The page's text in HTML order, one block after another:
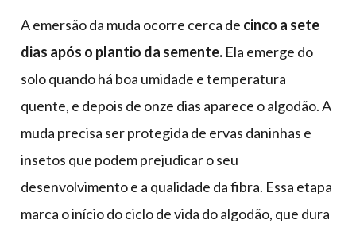
A emersão da muda ocorre cerca de cinco a sete
dias após o plantio da semente. Ela emerge do
solo quando há boa umidade e temperatura
quente, e depois de onze dias aparece o algodão. A
muda precisa ser protegida de ervas daninhas e
insetos que podem prejudicar o seu
desenvolvimento e a qualidade da fibra. Essa etapa
marca o início do ciclo de vida do algodão, que dura